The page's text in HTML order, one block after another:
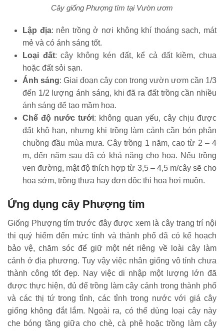
Cây giống Phượng tím tại Vườn ươm
Lập địa: nên trồng ở nơi không khí thoáng sạch, mát
mẻ và có ánh sáng tốt.
Loại đất: cây không kén đất, kể cả đất kiềm, chua
hoặc đất sỏi sạn.
Ánh sáng: Giai đoạn cây con trong vườn ươm cần 1/3
đến 1/2 lượng ánh sáng, khi đã ra đất trồng cần nhiều
ánh sáng để tạo mầm hoa.
Chế độ nước tưới: không quan yếu, cây chịu được
đất khô hạn, nhưng khi trồng làm cảnh cần bón phân
chuồng đầu mùa mưa. Cây trồng 1 năm, cao từ 2 – 4
m, đến năm sau đã có khả năng cho hoa. Nếu trồng
ven đường, mật độ thích hợp từ 3,5 – 4,5 m/cây sẽ cho
hoa sớm, trồng thưa hay đơn độc thì hoa hơi muộn.
Ứng dụng cây Phượng tím
Giống Phượng tím trước đây được xem là cây trang trí nội
thị quý hiếm đến mức tỉnh và thành phố đã có kế hoạch
bảo vệ, chăm sóc để giữ một nét riêng về loài cây làm
cảnh ở địa phương. Tuy vậy việc nhân giống vô tính chưa
thành công tốt đẹp. Nay việc di nhập một lượng lớn đã
được thực hiện, đủ để trồng làm cây cảnh trong thành phố
và các thị tứ trong tỉnh, các tỉnh trong nước với giá cây
giống không đắt lắm. Ngoài ra, có thể dùng loại cây này
che bóng tầng giữa cho chè, cà phê hoặc trồng làm cây